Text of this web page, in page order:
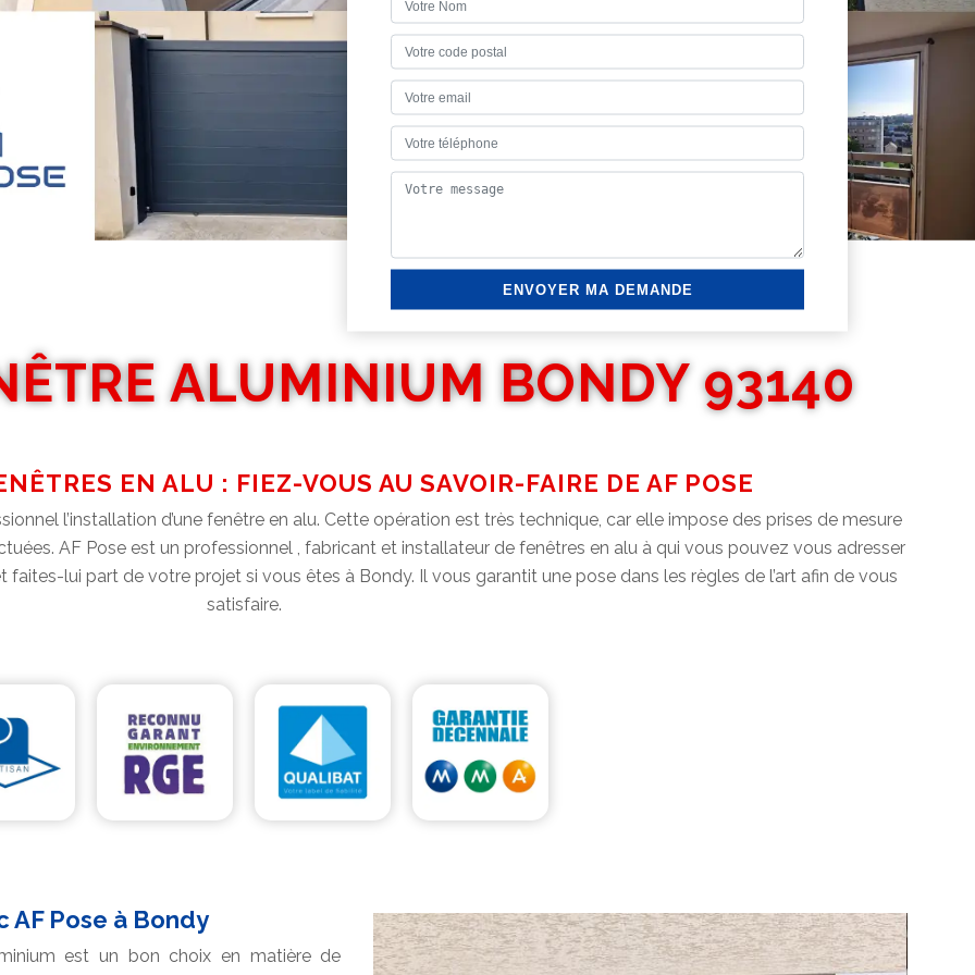
ALUMINIUM BONDY 93140
EN ALU : FIEZ-VOUS AU SAVOIR-FAIRE DE AF POSE
l’installation d’une fenêtre en alu. Cette opération est très technique, car elle impose des prises de mesure
AF Pose est un professionnel , fabricant et installateur de fenêtres en alu à qui vous pouvez vous adresser
lui part de votre projet si vous êtes à Bondy. Il vous garantit une pose dans les règles de l’art afin de vous
satisfaire.
Pose à Bondy
est un bon choix en matière de